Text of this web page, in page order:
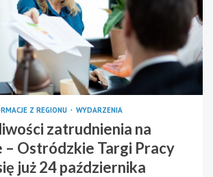
Z REGIONU WYDARZENIA
zatrudnienia na
– Ostródzkie Targi Pracy
już 24 października